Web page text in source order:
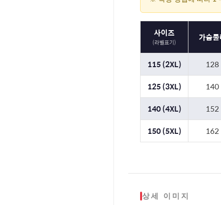
사이즈
(라벨표기) 가슴
115 (2XL)
128
125 (3XL)
140
140 (4XL)
152
150 (5XL)
162
상세 이미지